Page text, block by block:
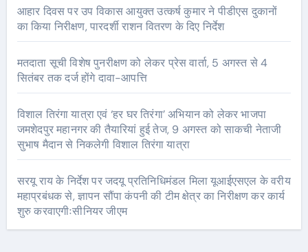
आहार दिवस पर उप विकास आयुक्त उत्कर्ष कुमार ने पीडीएस दुकानों
का किया निरीक्षण, पारदर्शी राशन वितरण के दिए निर्देश
मतदाता सूची विशेष पुनरीक्षण को लेकर प्रेस वार्ता, 5 अगस्त से 4
सितंबर तक दर्ज होंगे दावा-आपत्ति
विशाल तिरंगा यात्रा एवं ‘हर घर तिरंगा’ अभियान को लेकर भाजपा
जमशेदपुर महानगर की तैयारियां हुई तेज, 9 अगस्त को साकची नेताजी
सुभाष मैदान से निकलेगी विशाल तिरंगा यात्रा
सरयू राय के निर्देश पर जदयू प्रतिनिधिमंडल मिला यूआईएसएल के वरीय
महाप्रबंधक से, ज्ञापन सौंपा कंपनी की टीम क्षेत्र का निरीक्षण कर कार्य
शुरु करवाएगीःसीनियर जीएम